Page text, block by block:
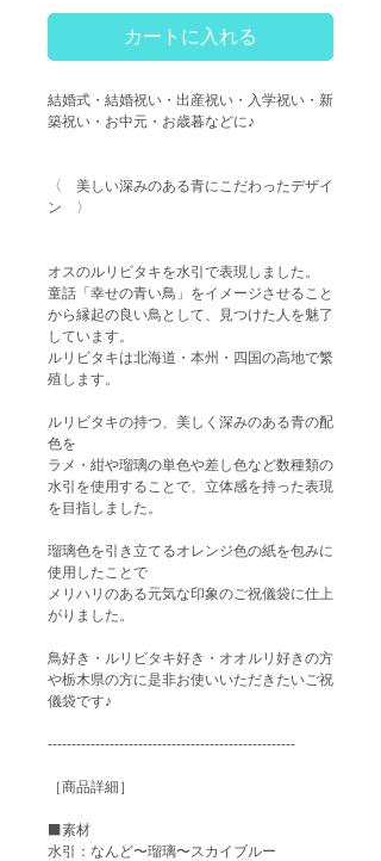
カートに入れる
結婚式・結婚祝い・出産祝い・入学祝い・新
築祝い・お中元・お歳暮などに♪
〈 美しい深みのある青にこだわったデザイ
ン 〉
オスのルリビタキを水引で表現しました。
童話「幸せの青い鳥」をイメージさせること
から縁起の良い鳥として、見つけた人を魅了
しています。
ルリビタキは北海道・本州・四国の高地で繁
殖します。
ルリビタキの持つ、美しく深みのある青の配
色を
ラメ・紺や瑠璃の単色や差し色など数種類の
水引を使用することで、立体感を持った表現
を目指しました。
瑠璃色を引き立てるオレンジ色の紙を包みに
使用したことで
メリハリのある元気な印象のご祝儀袋に仕上
がりました。
鳥好き・ルリビタキ好き・オオルリ好きの方
や栃木県の方に是非お使いいただきたいご祝
儀袋です♪
----------------------------------------------------
［商品詳細］
⬛️素材
水引：なんど〜瑠璃〜スカイブルー